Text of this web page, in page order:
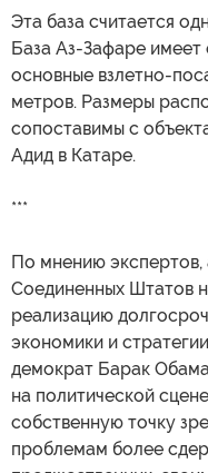
Эта база считается
База Аз-Зафаре
основные взлетно-
метров. Размеры
сопоставимы с
Адид в Катаре.
***
По мнению экспертов,
Соединенных Штатов
реализацию
экономики и
демократ Барак
на политической
собственную точку
проблемам более